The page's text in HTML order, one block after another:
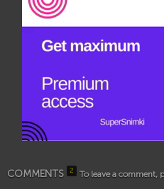
COMMENTS 2 To leave a comment,